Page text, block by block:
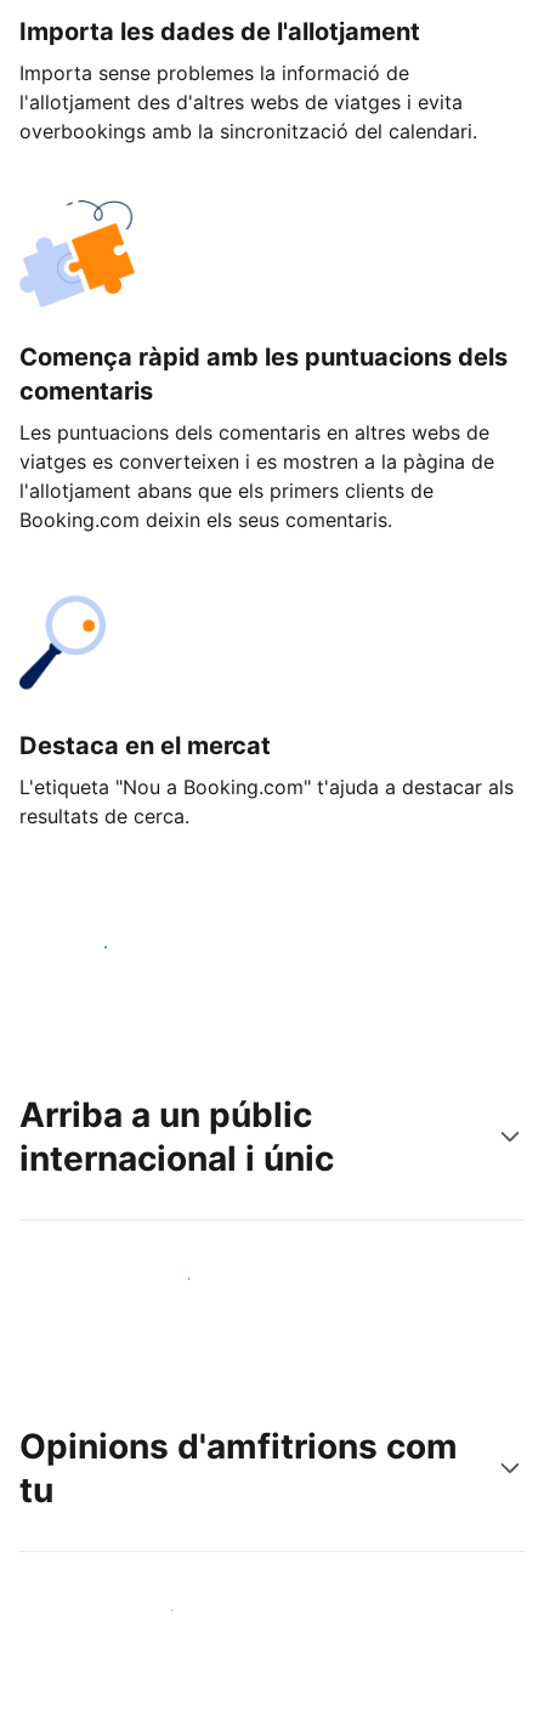
Importa les dades de l'allotjament
Importa sense problemes la informació de
l'allotjament des d'altres webs de viatges i evita
overbookings amb la sincronització del calendari.
Comença ràpid amb les puntuacions dels
comentaris
Les puntuacions dels comentaris en altres webs de
viatges es converteixen i es mostren a la pàgina de
l'allotjament abans que els primers clients de
Booking.com deixin els seus comentaris.
Destaca en el mercat
L'etiqueta "Nou a Booking.com" t'ajuda a destacar als
resultats de cerca.
Comença avui
Arriba a un públic
internacional i únic
Arriba a nous clients avui mateix
Opinions d'amfitrions com
tu
Uneix-te a amfitrions com tu